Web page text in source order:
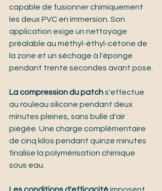
capable de fusionner chimiquement
les deux PVC en immersion. Son
application exige un nettoyage
préalable au méthyl-éthyl-cétone de
la zone et un séchage à l'éponge
pendant trente secondes avant pose.
La compression du patch s'effectue
au rouleau silicone pendant deux
minutes pleines, sans bulle d'air
piégée. Une charge complémentaire
de cinq kilos pendant quinze minutes
finalise la polymérisation chimique
sous eau.